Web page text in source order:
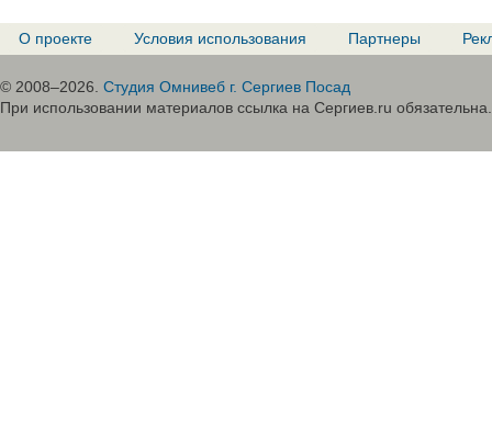
О проекте Условия использования Партнеры
© 2008–2026. Студия Омнивеб г. Сергиев Посад
При использовании материалов ссылка на Сергиев.ru обязательна.